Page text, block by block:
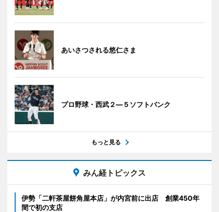
あいさつされる悠仁さま
プロ野球・西武２―５ソフトバンク
もっと見る
みん経トピックス
伊勢「二軒茶屋餅角屋本店」が内宮前に出店 創業450年
間で初の支店